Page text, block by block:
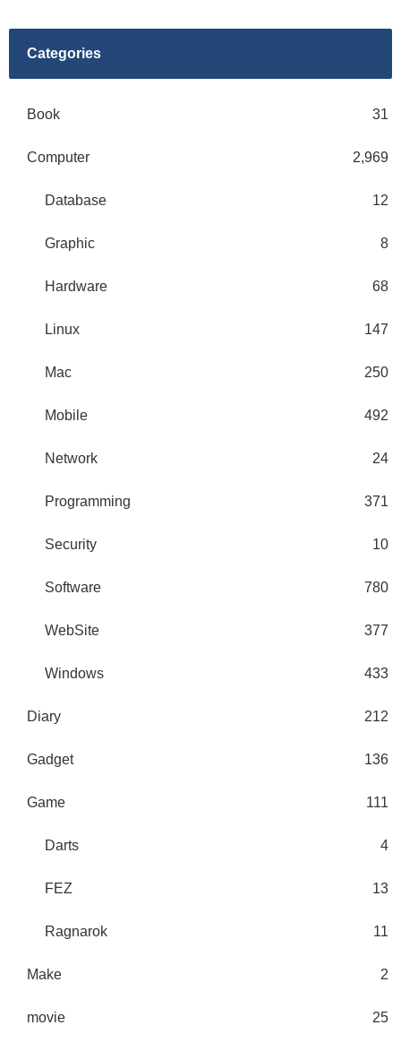
Categories
Book 31
Computer 2,969
Database 12
Graphic 8
Hardware 68
Linux 147
Mac 250
Mobile 492
Network 24
Programming 371
Security 10
Software 780
WebSite 377
Windows 433
Diary 212
Gadget 136
Game 111
Darts 4
FEZ 13
Ragnarok 11
Make 2
movie 25